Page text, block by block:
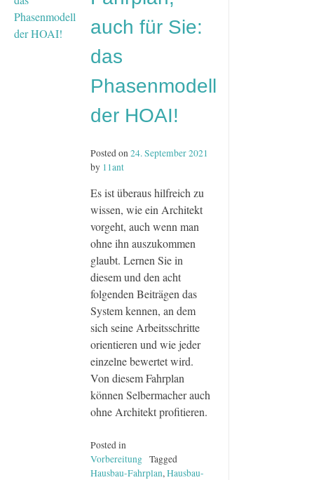
auch für Sie:
das
Phasenmodell
der HOAI!
Posted on24. September 2021
by 11ant
Es ist überaus hilfreich zu
wissen, wie ein Architekt
vorgeht, auch wenn man
ohne ihn auszukommen
glaubt. Lernen Sie in
diesem und den acht
folgenden Beiträgen das
System kennen, an dem
sich seine Arbeitsschritte
orientieren und wie jeder
einzelne bewertet wird.
Von diesem Fahrplan
können Selbermacher auch
ohne Architekt profitieren.
Posted in
Vorbereitung Tagged
Hausbau-Fahrplan,Hausbau-